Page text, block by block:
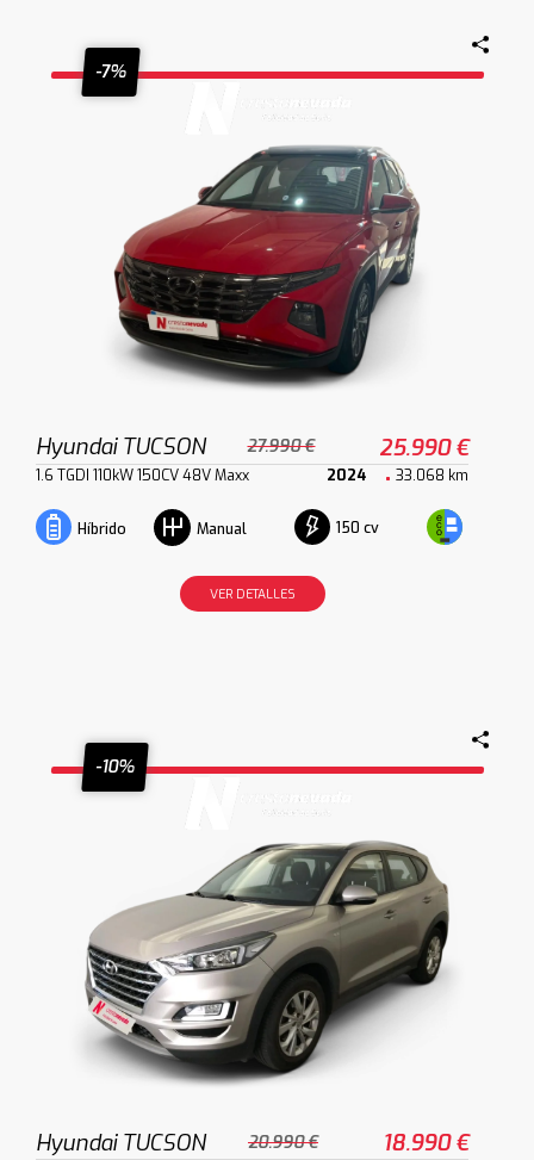
-7%
Hyundai TUCSON 27.990 € 25.990 €
1.6 TGDI 110kW 150CV 48V Maxx 2024 33.068 km
Híbrido Manual 150 cv
VER DETALLES
-10%
Hyundai TUCSON 20.990 € 18.990 €